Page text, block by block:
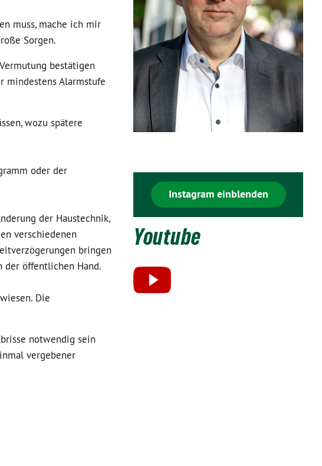
muss, mache ich mir
Sorgen.
bestätigen
mindestens Alarmstufe
wozu spätere
oder der
der Haustechnik,
verschiedenen
bringen
der öffentlichen Hand.
Die
notwendig sein
vergebener
Instagram einblenden
Youtube